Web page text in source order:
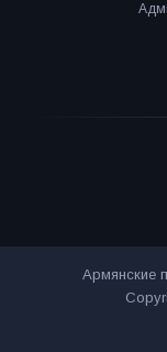
Армянские